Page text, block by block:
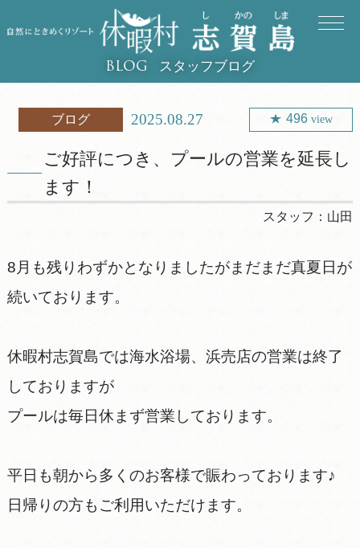
BLOG スタッフブログ
ブログ 2025.08.27 496 view
ご好評につき、プールの営業を延長し
ます！
スタッフ： 山田
8月も残りわずかとなりましたがまだまだ真夏日が
続いております。
休暇村志賀島では海水浴場、浜売店の営業は終了
しておりますが
プールは毎日休まず営業しております。
平日も朝から多くのお客様で賑わっております♪
日帰りの方もご利用いただけます。